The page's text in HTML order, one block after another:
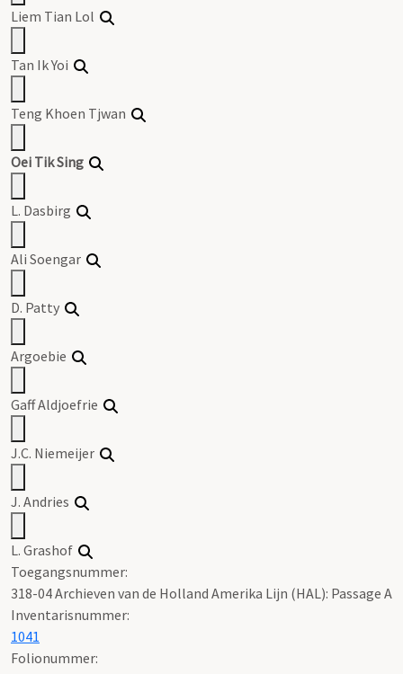
Liem Tian Lol
Tan Ik Yoi
Teng Khoen Tjwan
Oei Tik Sing
L. Dasbirg
Ali Soengar
D. Patty
Argoebie
Gaff Aldjoefrie
J.C. Niemeijer
J. Andries
L. Grashof
Toegangsnummer:
318-04 Archieven van de Holland Amerika Lijn (HAL): Passage A
Inventarisnummer:
1041
Folionummer: